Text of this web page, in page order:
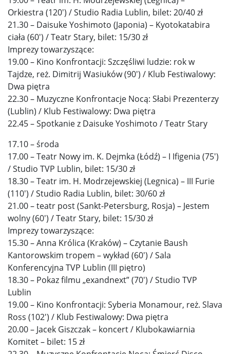
Orkiestra (120′) / Studio Radia Lublin, bilet: 20/40 zł
21.30 – Daisuke Yoshimoto (Japonia) – Kyotokatabira
ciała (60′) / Teatr Stary, bilet: 15/30 zł
Imprezy towarzyszące:
19.00 – Kino Konfrontacji: Szczęśliwi ludzie: rok w
Tajdze, reż. Dimitrij Wasiuków (90′) / Klub Festiwalowy:
Dwa piętra
22.30 – Muzyczne Konfrontacje Nocą: Słabi Prezenterzy
(Lublin) / Klub Festiwalowy: Dwa piętra
22.45 – Spotkanie z Daisuke Yoshimoto / Teatr Stary
17.10 – środa
17.00 – Teatr Nowy im. K. Dejmka (Łódź) – I Ifigenia (75′)
/ Studio TVP Lublin, bilet: 15/30 zł
18.30 – Teatr im. H. Modrzejewskiej (Legnica) – III Furie
(110′) / Studio Radia Lublin, bilet: 30/60 zł
21.00 – teatr post (Sankt-Petersburg, Rosja) – Jestem
wolny (60′) / Teatr Stary, bilet: 15/30 zł
Imprezy towarzyszące:
15.30 – Anna Królica (Kraków) – Czytanie Baush
Kantorowskim tropem – wykład (60′) / Sala
Konferencyjna TVP Lublin (III piętro)
18.30 – Pokaz filmu „exandnext” (70′) / Studio TVP
Lublin
19.00 – Kino Konfrontacji: Syberia Monamour, reż. Slava
Ross (102′) / Klub Festiwalowy: Dwa piętra
20.00 – Jacek Giszczak – koncert / Klubokawiarnia
Komitet – bilet: 15 zł